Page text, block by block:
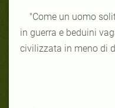
"Come un uomo
in guerra e beduini
civilizzata in meno di